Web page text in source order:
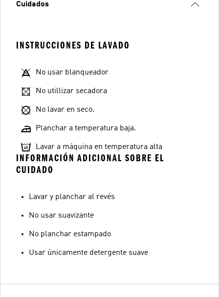
Cuidados
INSTRUCCIONES DE LAVADO
No usar blanqueador
No utillizar secadora
No lavar en seco.
Planchar a temperatura baja.
Lavar a máquina en temperatura alta
INFORMACIÓN ADICIONAL SOBRE EL
CUIDADO
Lavar y planchar al revés
No usar suavizante
No planchar estampado
Usar únicamente detergente suave